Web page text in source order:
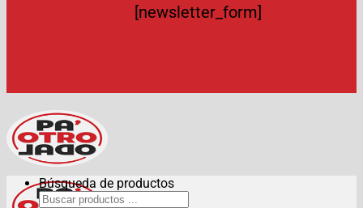
[newsletter_form]
Búsqueda de productos